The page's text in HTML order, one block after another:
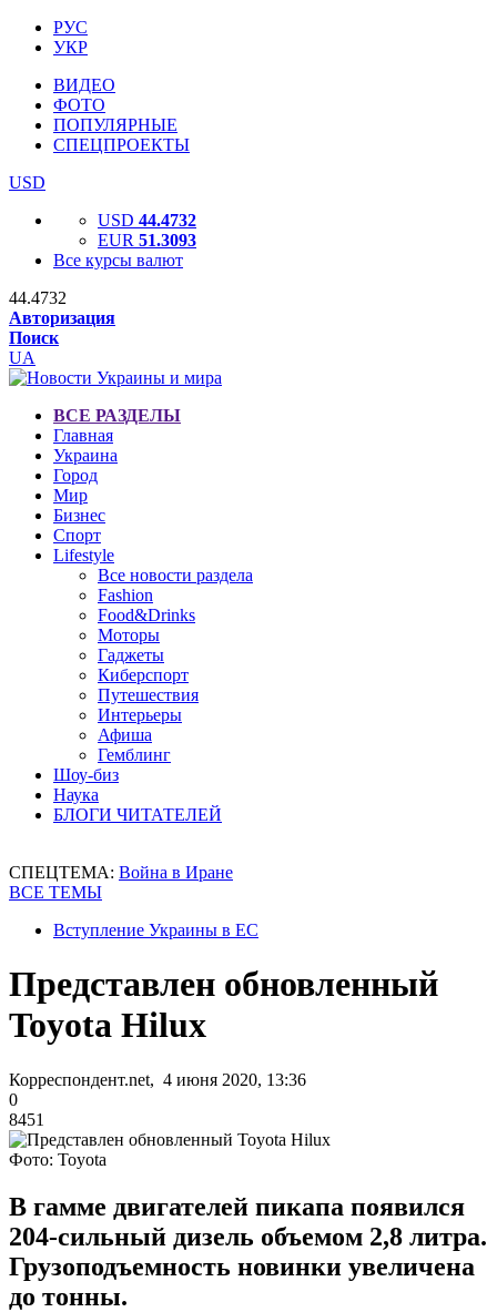
РУС
УКР
ВИДЕО
ФОТО
ПОПУЛЯРНЫЕ
СПЕЦПРОЕКТЫ
USD
USD 44.4732
EUR 51.3093
Все курсы валют
44.4732
Авторизация
Поиск
UA
ВСЕ РАЗДЕЛЫ
Главная
Украина
Город
Мир
Бизнес
Спорт
Lifestyle
Все новости раздела
Fashion
Food&Drinks
Моторы
Гаджеты
Киберспорт
Путешествия
Интерьеры
Афиша
Гемблинг
Шоу-биз
Наука
БЛОГИ ЧИТАТЕЛЕЙ
СПЕЦТЕМА: Война в Иране
ВСЕ ТЕМЫ
Вступление Украины в ЕС
Представлен обновленный
Toyota Hilux
Корреспондент.net, 4 июня 2020, 13:36
0
8451
Фото: Toyota
В гамме двигателей пикапа появился
204-сильный дизель объемом 2,8 литра.
Грузоподъемность новинки увеличена
до тонны.